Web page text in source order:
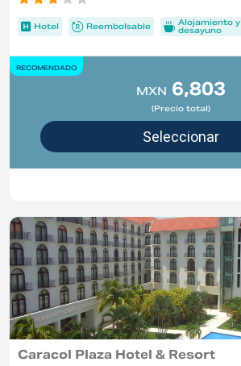
Hotel Reembolsable Alojamiento y
desayuno
RECOMENDADO
MXN 6,803
(Precio total)
Caracol Plaza Hotel & Resort